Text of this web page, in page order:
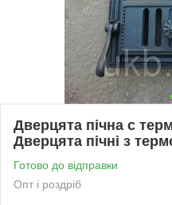
Дверцята пічна c
Дверцята пічні з
Готово до відправки
Опт і роздріб